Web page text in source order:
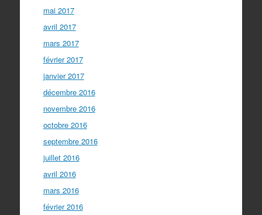
mai 2017
avril 2017
mars 2017
février 2017
janvier 2017
décembre 2016
novembre 2016
octobre 2016
septembre 2016
juillet 2016
avril 2016
mars 2016
février 2016